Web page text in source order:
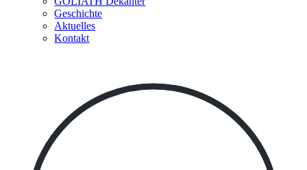
Geschichte
Aktuelles
Kontakt